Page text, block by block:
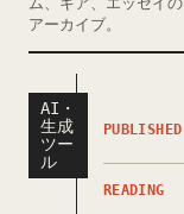
アーカイブ。
AI・
生成
ツー
ル
PUBLISHED
READING